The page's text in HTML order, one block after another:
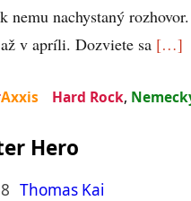
nemu nachystaný
v apríli. Dozviete sa […]
Axxis Hard Rock,
Hero
Thomas Kai